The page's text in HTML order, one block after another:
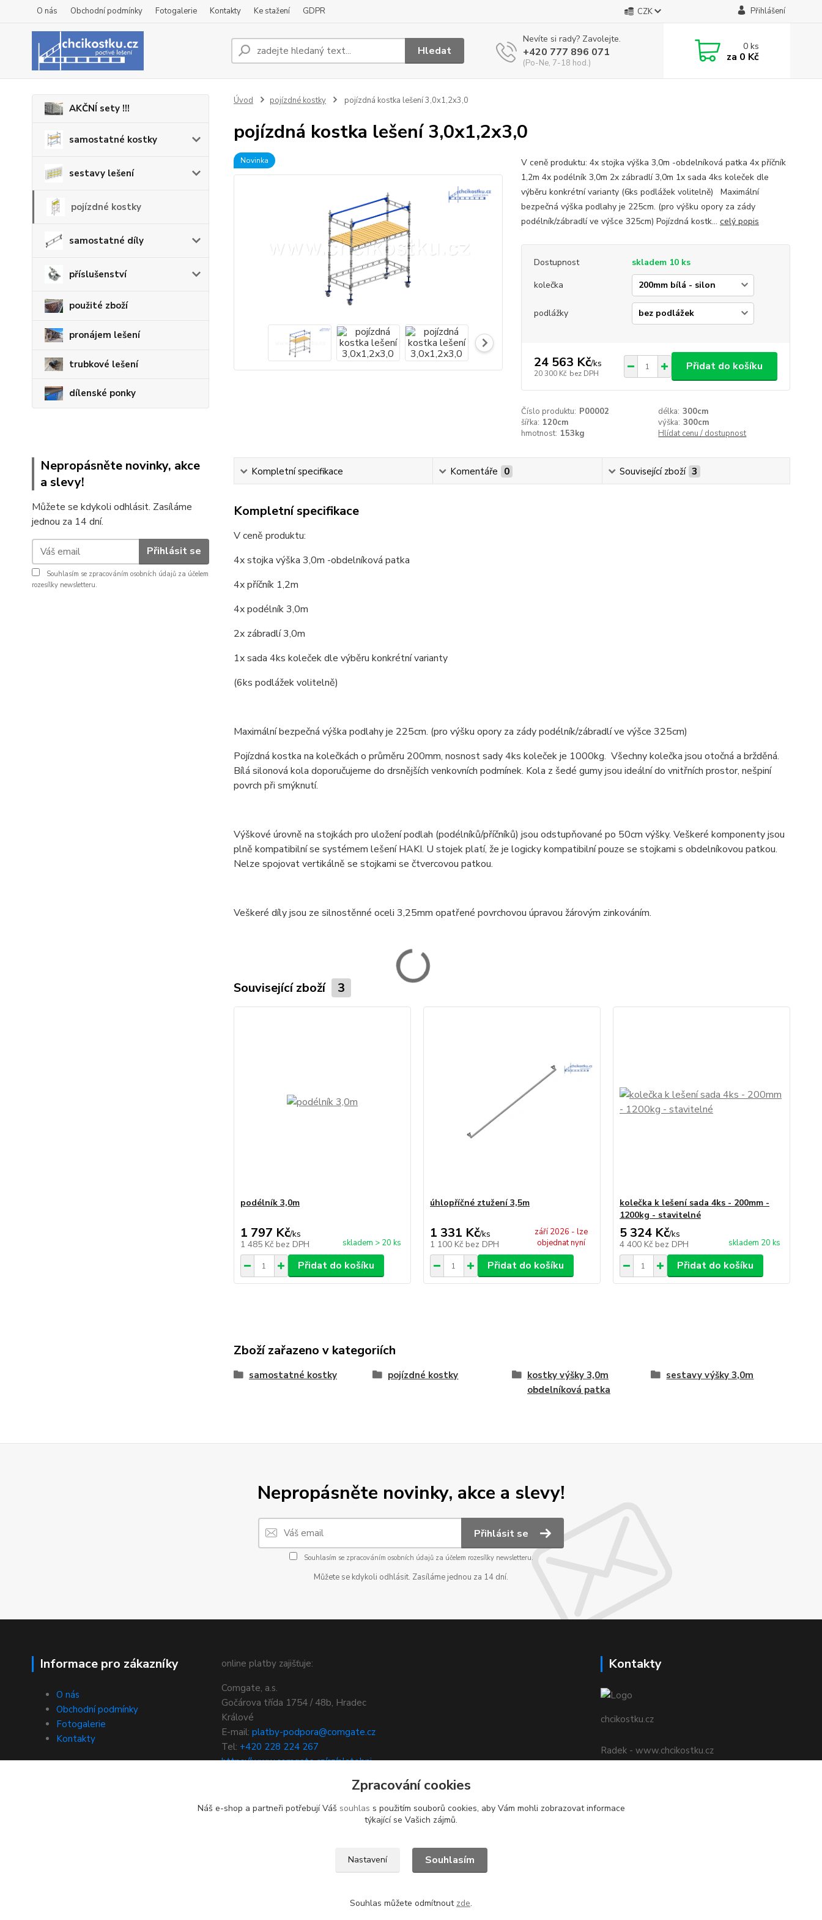
O nás Obchodní podmínky Fotogalerie Kontakty Ke stažení GDPR CZK Přihlášení
Hledat
Nevíte si rady? Zavolejte.
+420 777 896 071
(Po-Ne, 7-18 hod.)
0ks
za 0 Kč
AKČNÍ sety !!!
samostatné kostky
sestavy lešení
pojízdné kostky
samostatné díly
příslušenství
použité zboží
pronájem lešení
trubkové lešení
dílenské ponky
Nepropásněte novinky, akce
a slevy!
Můžete se kdykoli odhlásit. Zasíláme
jednou za 14 dní.
Přihlásit se
Souhlasím se zpracováním osobních údajů za účelem
rozesílky newsletteru.
Úvod pojízdné kostky pojízdná kostka lešení 3,0x1,2x3,0
pojízdná kostka lešení 3,0x1,2x3,0
Novinka
V ceně produktu: 4x stojka výška 3,0m -obdelníková patka 4x příčník
1,2m 4x podélník 3,0m 2x zábradlí 3,0m 1x sada 4ks koleček dle
výběru konkrétní varianty (6ks podlážek volitelně) Maximální
bezpečná výška podlahy je 225cm. (pro výšku opory za zády
podélník/zábradlí ve výšce 325cm) Pojízdná kostk... celý popis
Dostupnost
skladem 10 ks
kolečka
podlážky
24 563 Kč/ks
20 300 Kč bez DPH
Přidat do košíku
Číslo produktu: P00002 délka: 300cm
šířka: 120cm výška: 300cm
hmotnost: 153kg Hlídat cenu / dostupnost
Kompletní specifikace Komentáře 0 Související zboží 3
Kompletní specifikace
V ceně produktu:
4x stojka výška 3,0m -obdelníková patka
4x příčník 1,2m
4x podélník 3,0m
2x zábradlí 3,0m
1x sada 4ks koleček dle výběru konkrétní varianty
(6ks podlážek volitelně)
Maximální bezpečná výška podlahy je 225cm. (pro výšku opory za zády podélník/zábradlí ve výšce 325cm)
Pojízdná kostka na kolečkách o průměru 200mm, nosnost sady 4ks koleček je 1000kg. Všechny kolečka jsou otočná a bržděná.
Bílá silonová kola doporučujeme do drsnějších venkovních podmínek. Kola z šedé gumy jsou ideální do vnitřních prostor, nešpiní
povrch při smýknutí.
Výškové úrovně na stojkách pro uložení podlah (podélníků/příčníků) jsou odstupňované po 50cm výšky. Veškeré komponenty jsou
plně kompatibilní se systémem lešení HAKI. U stojek platí, že je logicky kompatibilní pouze se stojkami s obdelníkovou patkou.
Nelze spojovat vertikálně se stojkami se čtvercovou patkou.
Veškeré díly jsou ze silnostěnné oceli 3,25mm opatřené povrchovou úpravou žárovým zinkováním.
Související zboží 3
podélník 3,0m
1 797 Kč/ks
1 485 Kč bez DPH skladem > 20 ks
Přidat do košíku
úhlopříčné ztužení 3,5m
1 331 Kč/ks
1 100 Kč bez DPH
září 2026 - lze
objednat nyní
Přidat do košíku
kolečka k lešení sada 4ks - 200mm -
1200kg - stavitelné
5 324 Kč/ks
4 400 Kč bez DPH skladem 20 ks
Přidat do košíku
Zboží zařazeno v kategoriích
samostatné kostky pojízdné kostky
kostky výšky 3,0m
obdelníková patka
sestavy výšky 3,0m
Nepropásněte novinky, akce a slevy!
Přihlásit se
Souhlasím se zpracováním osobních údajůza účelem rozesílky newsletteru.
Můžete se kdykoli odhlásit. Zasíláme jednou za 14 dní.
Informace pro zákazníky
O nás
Obchodní podmínky
Fotogalerie
Kontakty
online platby zajišťuje:
Comgate, a.s.
Gočárova třída 1754 / 48b, Hradec
Králové
E-mail: platby-podpora@comgate.cz
Tel: +420 228 224 267
https://www.comgate.cz/cz/platebni-
Kontakty
chcikostku.cz
Radek - www.chcikostku.cz
+420 777 896 071
Zpracování cookies
Náš e-shop a partneři potřebují Váš souhlas s použitím souborů cookies, aby Vám mohli zobrazovat informace
týkající se Vašich zájmů.
Nastavení Souhlasím
Souhlas můžete odmítnout zde.